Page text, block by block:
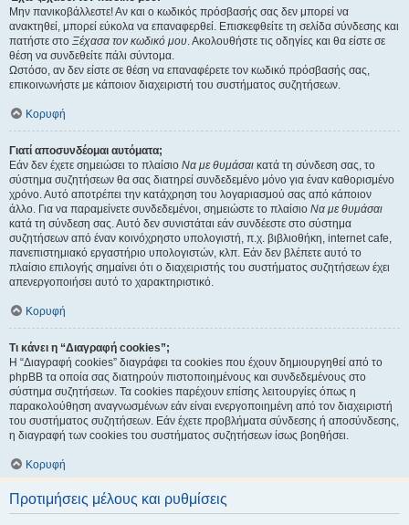
Μην πανικοβάλλεστε! Αν και ο κωδικός πρόσβασής σας δεν μπορεί να
ανακτηθεί, μπορεί εύκολα να επαναφερθεί. Επισκεφθείτε τη σελίδα σύνδεσης και
πατήστε στο Ξέχασα τον κωδικό μου. Ακολουθήστε τις οδηγίες και θα είστε σε
θέση να συνδεθείτε πάλι σύντομα.
Ωστόσο, αν δεν είστε σε θέση να επαναφέρετε τον κωδικό πρόσβασής σας,
επικοινωνήστε με κάποιον διαχειριστή του συστήματος συζητήσεων.
Κορυφή
Γιατί αποσυνδέομαι αυτόματα;
Εάν δεν έχετε σημειώσει το πλαίσιο Να με θυμάσαι κατά τη σύνδεση σας, το
σύστημα συζητήσεων θα σας διατηρεί συνδεδεμένο μόνο για έναν καθορισμένο
χρόνο. Αυτό αποτρέπει την κατάχρηση του λογαριασμού σας από κάποιον
άλλο. Για να παραμείνετε συνδεδεμένοι, σημειώστε το πλαίσιο Να με θυμάσαι
κατά τη σύνδεση σας. Αυτό δεν συνιστάται εάν συνδέεστε στο σύστημα
συζητήσεων από έναν κοινόχρηστο υπολογιστή, π.χ. βιβλιοθήκη, internet cafe,
πανεπιστημιακό εργαστήριο υπολογιστών, κλπ. Εάν δεν βλέπετε αυτό το
πλαίσιο επιλογής σημαίνει ότι ο διαχειριστής του συστήματος συζητήσεων έχει
απενεργοποιήσει αυτό το χαρακτηριστικό.
Κορυφή
Τι κάνει η “Διαγραφή cookies”;
Η “Διαγραφή cookies” διαγράφει τα cookies που έχουν δημιουργηθεί από το
phpBB τα οποία σας διατηρούν πιστοποιημένους και συνδεδεμένους στο
σύστημα συζητήσεων. Τα cookies παρέχουν επίσης λειτουργίες όπως η
παρακολούθηση αναγνωσμένων εάν είναι ενεργοποιημένη από τον διαχειριστή
του συστήματος συζητήσεων. Εάν έχετε προβλήματα σύνδεσης ή αποσύνδεσης,
η διαγραφή των cookies του συστήματος συζητήσεων ίσως βοηθήσει.
Κορυφή
Προτιμήσεις μέλους και ρυθμίσεις